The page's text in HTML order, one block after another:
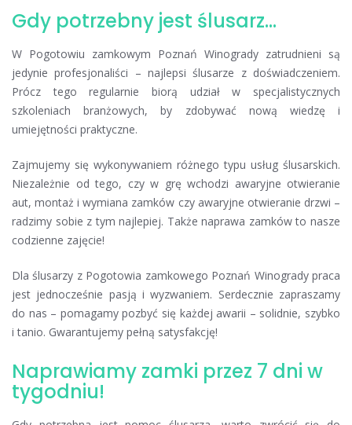
Gdy potrzebny jest ślusarz…
W Pogotowiu zamkowym Poznań Winogrady zatrudnieni są
jedynie profesjonaliści – najlepsi ślusarze z doświadczeniem.
Prócz tego regularnie biorą udział w specjalistycznych
szkoleniach branżowych, by zdobywać nową wiedzę i
umiejętności praktyczne.
Zajmujemy się wykonywaniem różnego typu usług ślusarskich.
Niezależnie od tego, czy w grę wchodzi awaryjne otwieranie
aut, montaż i wymiana zamków czy awaryjne otwieranie drzwi –
radzimy sobie z tym najlepiej. Także naprawa zamków to nasze
codzienne zajęcie!
Dla ślusarzy z Pogotowia zamkowego Poznań Winogrady praca
jest jednocześnie pasją i wyzwaniem. Serdecznie zapraszamy
do nas – pomagamy pozbyć się każdej awarii – solidnie, szybko
i tanio. Gwarantujemy pełną satysfakcję!
Naprawiamy zamki przez 7 dni w
tygodniu!